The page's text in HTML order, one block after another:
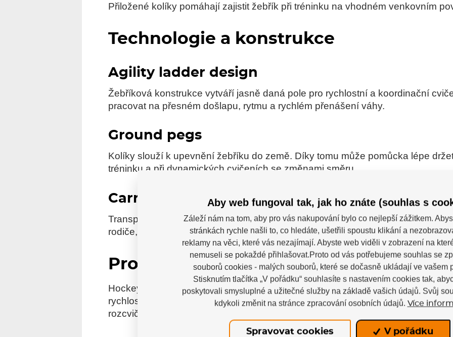
Přiložené kolíky pomáhají zajistit žebřík při tréninku na vhodném venkovním
Technologie a konstrukce
Agility ladder design
Žebříková konstrukce vytváří jasně daná pole pro rychlostní a koordinační
pracovat na přesném došlapu, rytmu a rychlém přenášení váhy.
Ground pegs
Kolíky slouží k upevnění žebříku do země. Díky tomu může pomůcka lépe
tréninku a při dynamických cvičeních se změnami směru.
Carry bag
Transportní taška usnadňuje přenášení a skladování žebříku mimo trénink.
rodiče, kteří chtějí pomůcku snadno převážet mezi tréninkovými místy.
Pro koho je produkt určen
HockeyShot Agility Ladder je určený pro hokejisty, trenéry, kondiční specialisty
rychlost nohou, koordinaci a rovnováhu při suché přípravě. Hodí se pro
rozcvičky i trénink zaměřený na obratnost a akceleraci.
Aby web fungoval tak, jak ho znáte (souhlas s
Záleží nám na tom, aby pro vás nakupování bylo co nejlepší zážitkem.
stránkách rychle našli to, co hledáte, ušetřili spoustu klikání a
reklamy na věci, které vás nezajímají. Abyste web viděli v zobrazení na
nemuseli se pokaždé přihlašovat.Proto od vás potřebujeme souhlas se
souborů cookies - malých souborů, které se dočasně ukládají ve vašem
Stisknutím tlačítka „V pořádku“ souhlasíte s nastavením cookies tak,
poskytovali smysluplné a užitečné služby na základě vašich údajů. Svůj
kdykoli změnit na stránce zpracování osobních údajů. Více
Spravovat cookies V pořádku